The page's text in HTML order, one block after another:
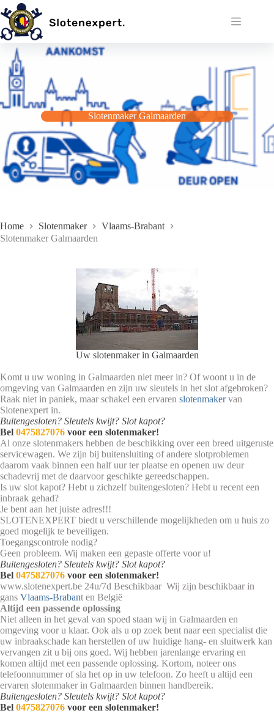
naar
de
inhoud
Slotenmaker Galmaarden
Home Slotenmaker
Vlaams-Brabant
Slotenmaker Galmaarden
Uw slotenmaker in Galmaarden
Komt u uw woning in Galmaarden niet meer in? Of woont u in de
omgeving van Galmaarden en zijn uw sleutels in het slot afgebroken?
Raak niet in paniek, maar schakel een ervaren slotenmakervan
Slotenexpert in.
Buitengesloten? Sleutels kwijt? Slot kapot?
Bel 0475827076 voor een slotenmaker!
Al onze slotenmakers hebben de beschikking over een breed uitgeruste
servicewagen. We zijn bij buitensluiting of andere slotproblemen
daarom vaak binnen een half uur ter plaatse en openen uw deur
schadevrij met de daarvoor geschikte gereedschappen.
Is uw slot kapot? Hebt u zichzelf buitengesloten? Hebt u recent een
inbraak gehad?
Je bent aan het juiste adres!!!
SLOTENEXPERT biedt u verschillende mogelijkheden om u huis zo
goed mogelijk te beveiligen.
Toegangscontrole nodig?
Geen probleem. Wij maken een gepaste offerte voor u!
Buitengesloten? Sleutels kwijt? Slot kapot?
Bel 0475827076 voor een slotenmaker!
www.slotenexpert.be 24u/7d Beschikbaar Wij zijn beschikbaar in
gans Vlaams-Brabant en België
Altijd een passende oplossing
Niet alleen in het geval van spoed staan wij in Galmaarden en
omgeving voor u klaar. Ook als u op zoek bent naar een specialist die
uw inbraakschade kan herstellen of uw huidige hang- en sluitwerk kan
vervangen zit u bij ons goed. Wij hebben jarenlange ervaring en
komen altijd met een passende oplossing. Kortom, noteer ons
telefoonnummer of sla het op in uw telefoon. Zo heeft u altijd een
ervaren slotenmaker in Galmaarden binnen handbereik.
Buitengesloten? Sleutels kwijt? Slot kapot?
Bel 0475827076 voor een slotenmaker!